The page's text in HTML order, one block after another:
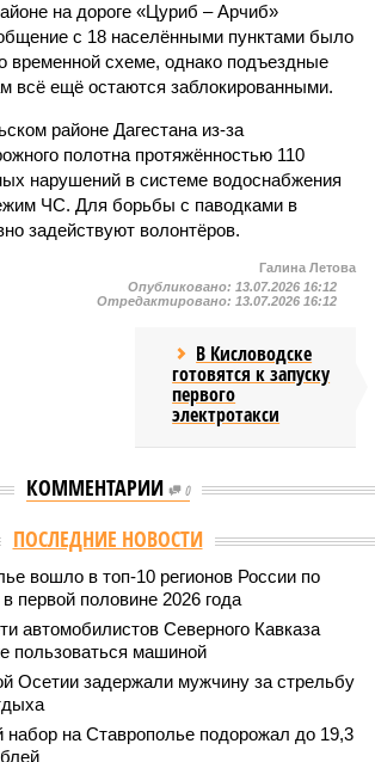
на дороге «Цуриб – Арчиб»
с 18 населёнными пунктами было
временной схеме, однако подъездные
всё ещё остаются заблокированными.
районе Дагестана из-за
полотна протяжённостью 110
нарушений в системе водоснабжения
ЧС. Для борьбы с паводками в
задействуют волонтёров.
Галина Летова
Опубликовано: 13.07.2026 16:12
Отредактировано: 13.07.2026 16:12
В Кисловодске
готовятся к запуску
первого
электротакси
КОММЕНТАРИИ 0
ПОСЛЕДНИЕ НОВОСТИ
вошло в топ-10 регионов России по
в первой половине 2026 года
автомобилистов Северного Кавказа
пользоваться машиной
Осетии задержали мужчину за стрельбу
на Ставрополье подорожал до 19,3